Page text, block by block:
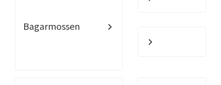
Bagarmossen